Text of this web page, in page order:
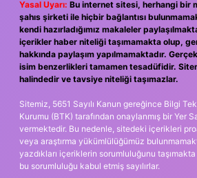
Yasal Uyarı: Bu internet sitesi, herhangi bir
şahıs şirketi ile hiçbir bağlantısı
kendi hazırladığımız makaleler
içerikler haber niteliği taşımamakta olup,
hakkında paylaşım yapılmamaktadır.
isim benzerlikleri tamamen tesadüfidir.
halindedir ve tavsiye niteliği taşımazlar.
Sitemiz, 5651 Sayılı Kanun gereğince Bilgi
Kurumu (BTK) tarafından onaylanmış bir Yer
vermektedir. Bu nedenle, sitedeki içerikleri
veya araştırma yükümlülüğümüz
yazdıkları içeriklerin sorumluluğunu
bu sorumluluğu kabul etmiş sayılırlar.